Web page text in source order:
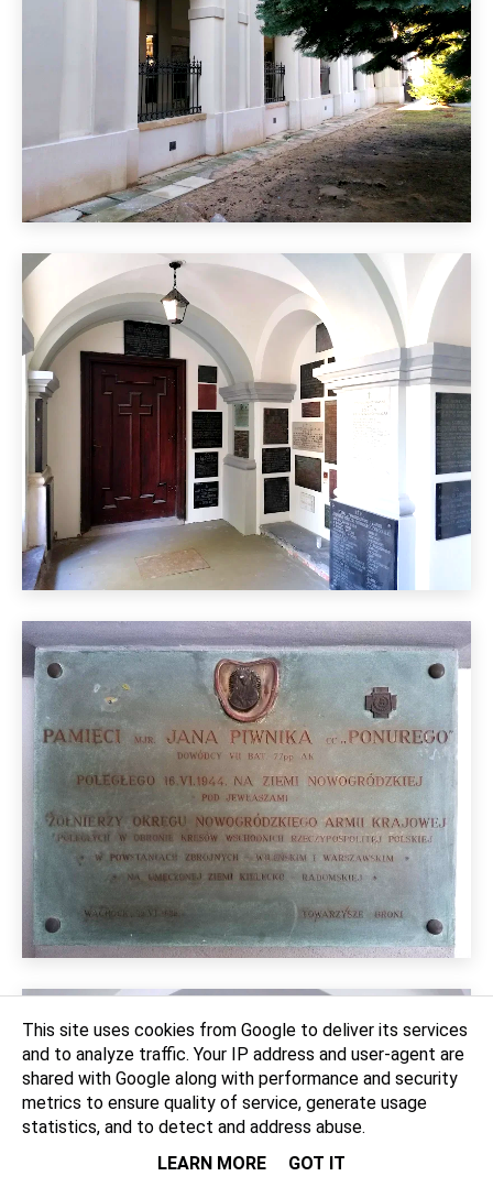
This site uses cookies from Google to deliver its services
and to analyze traffic. Your IP address and user-agent are
shared with Google along with performance and security
metrics to ensure quality of service, generate usage
statistics, and to detect and address abuse.
LEARN MORE
GOT IT